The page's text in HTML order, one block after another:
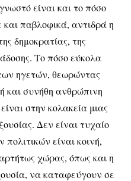
είναι και το πόσο
και παβλοφικά, αντιδρά η
δημοκρατίας, της
Το πόσο εύκολα
ηγετών, θεωρώντας
και συνήθη ανθρώπινη
στην κολακεία μιας
Δεν είναι τυχαίο
πολιτικών είναι κοινή,
χώρας, όπως και η
να καταφεύγουν σε